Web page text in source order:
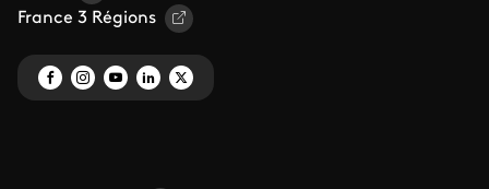
France 3 Régions